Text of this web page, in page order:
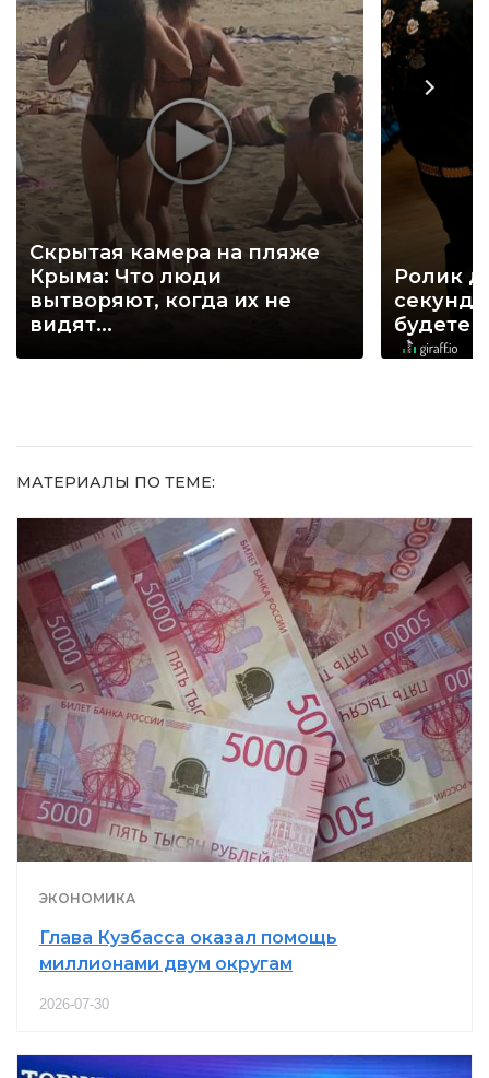
Скрытая камера на пляже
Крыма: Что люди
вытворяют, когда их не
видят...
Ролик
секунд,
будете
МАТЕРИАЛЫ ПО ТЕМЕ:
ЭКОНОМИКА
Глава Кузбасса оказал помощь
миллионами двум округам
2026-07-30